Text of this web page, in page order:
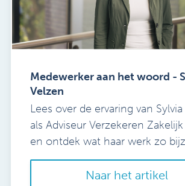
Medewerker aan het woord -
Velzen
Lees over de ervaring van
als Adviseur Verzekeren
en ontdek wat haar werk zo
Naar het artikel